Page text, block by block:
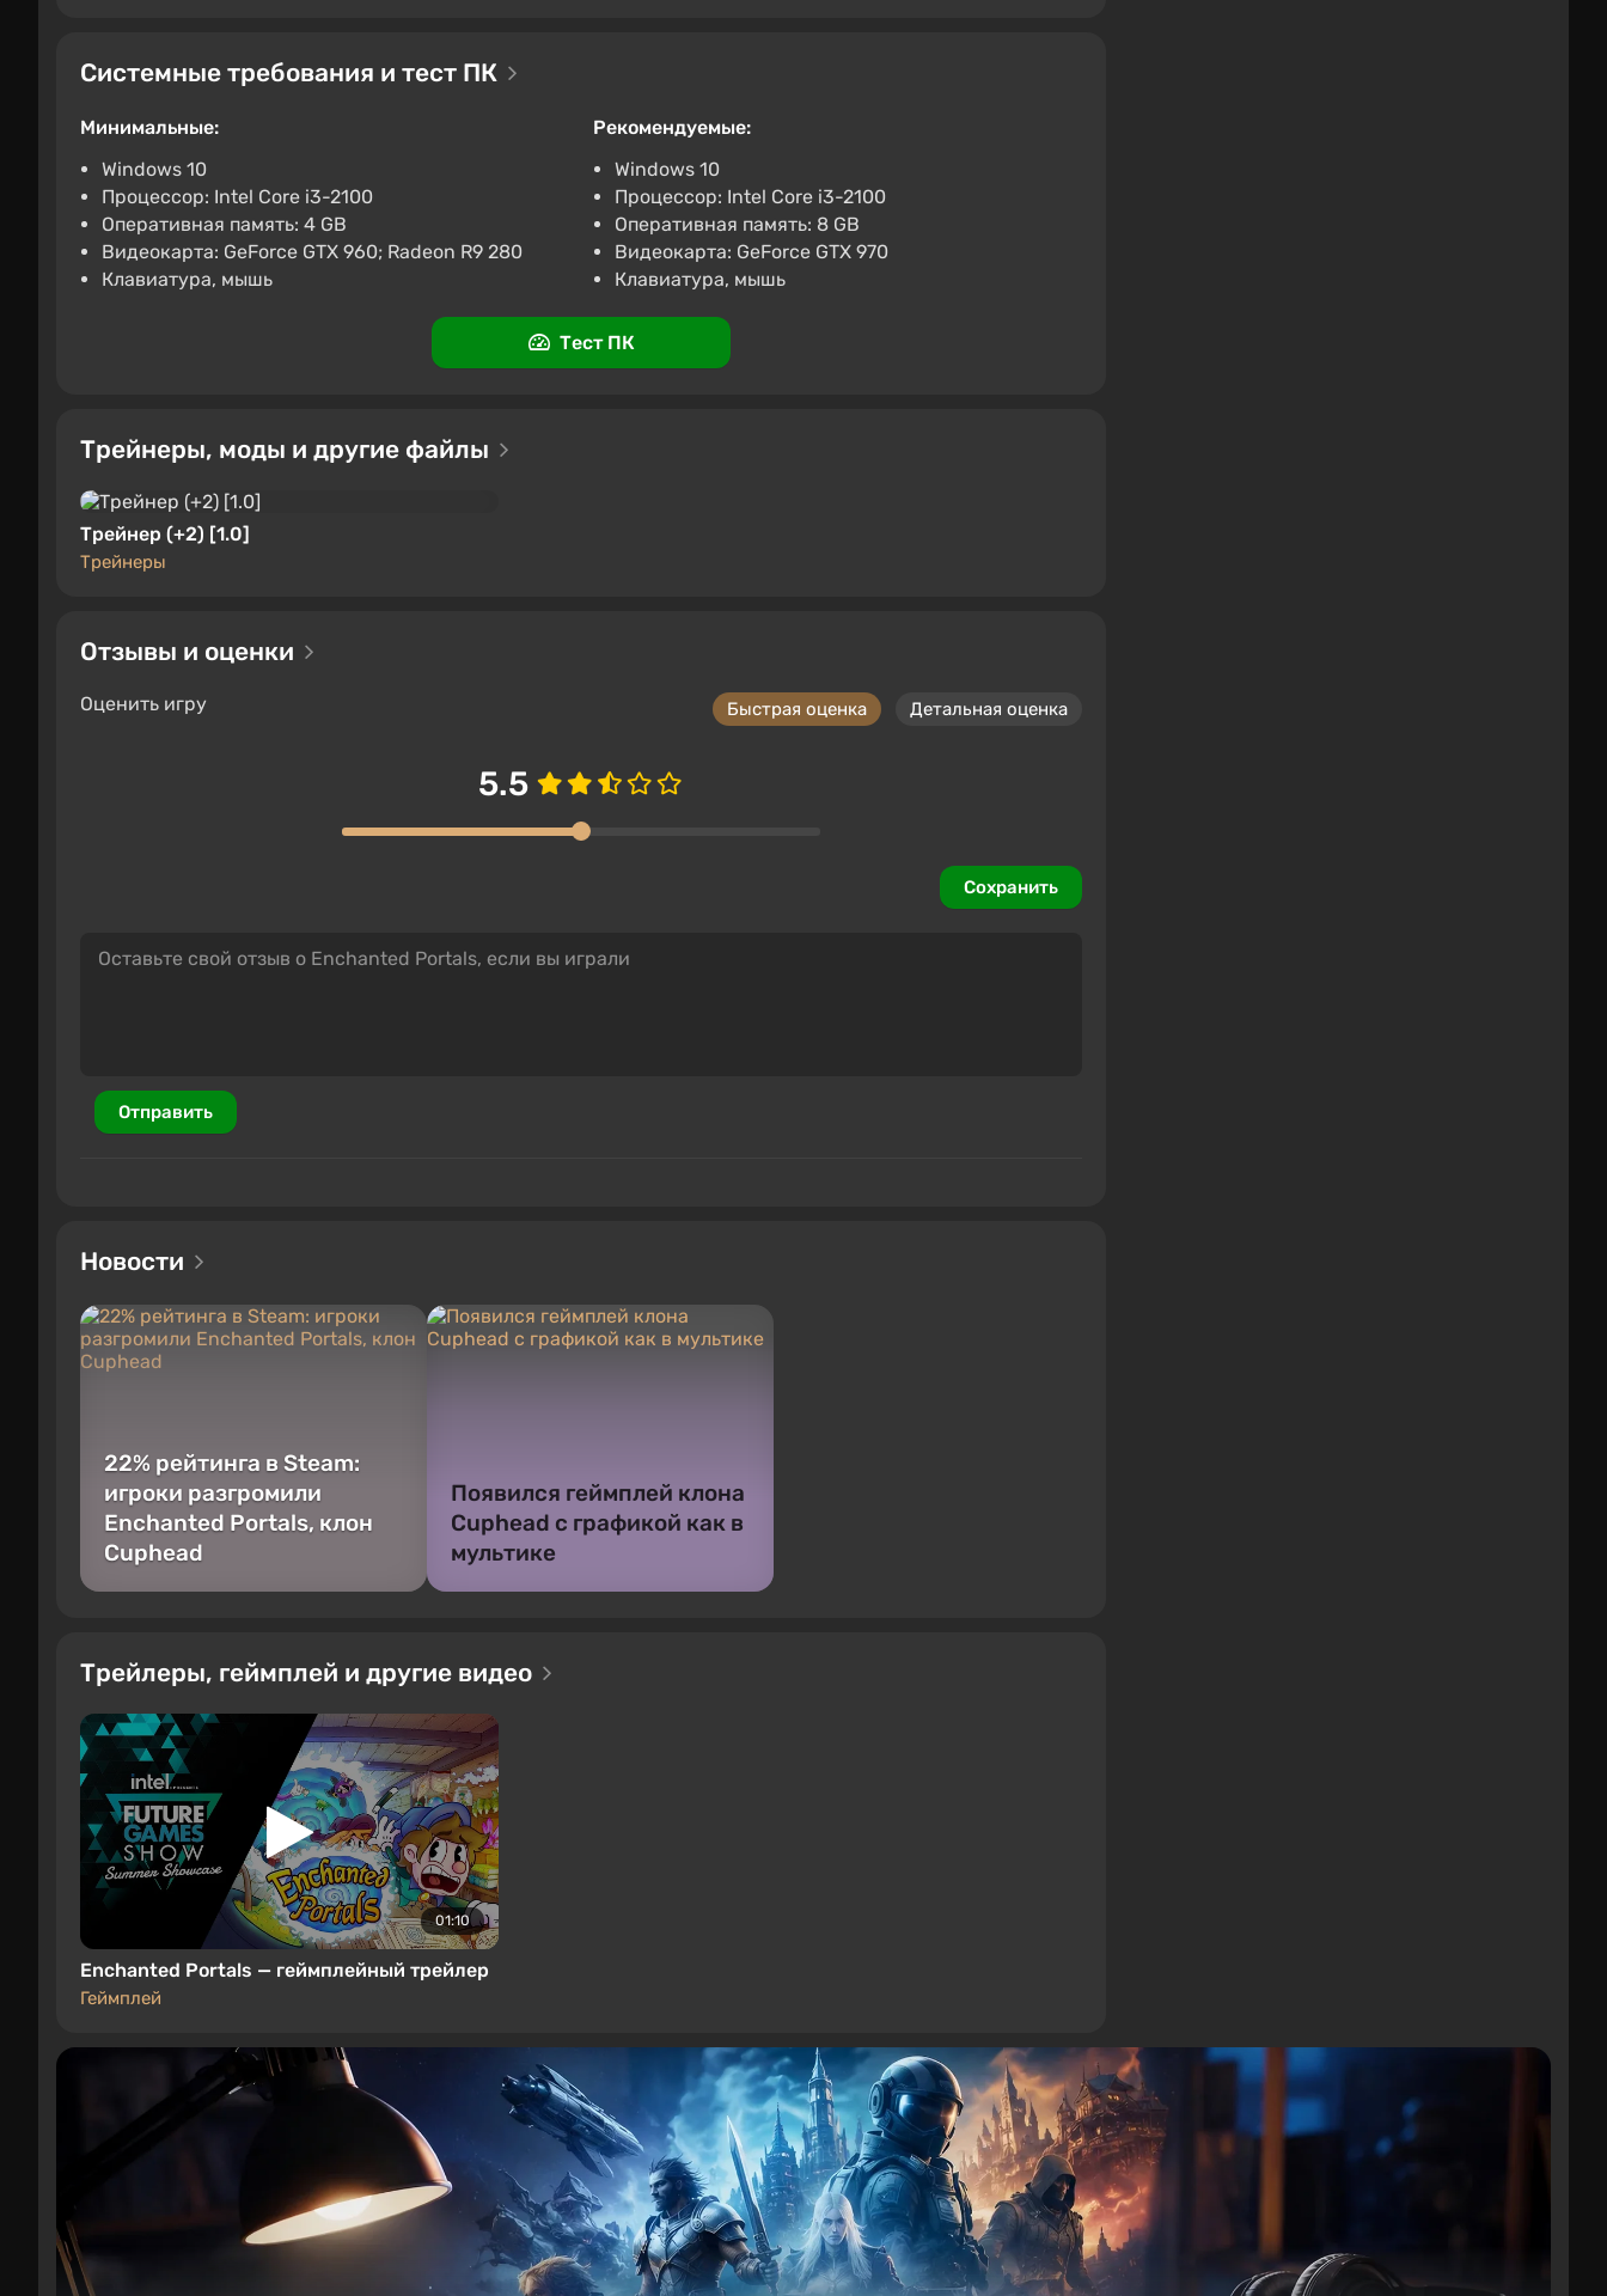
Enchanted Portals
Enchanted Portals
859 ₽ 869 ₽
-1%
Системные требования и тест ПК
Минимальные:
Windows 10
Процессор: Intel Core i3-2100
Оперативная память: 4 GB
Видеокарта: GeForce GTX 960; Radeon R9 280
Клавиатура, мышь
Рекомендуемые:
Windows 10
Процессор: Intel Core i3-2100
Оперативная память: 8 GB
Видеокарта: GeForce GTX 970
Клавиатура, мышь
Тест ПК
Трейнеры, моды и другие файлы
Трейнер (+2) [1.0]
Трейнеры
Отзывы и оценки
Оценить игру Быстрая оценка Детальная оценка
5.5
Сохранить
Отправить
Новости
22% рейтинга в Steam:
игроки разгромили
Enchanted Portals, клон
Cuphead
Появился геймплей клона
Cuphead с графикой как в
мультике
Трейлеры, геймплей и другие видео
01:10
Enchanted Portals — геймплейный трейлер
Геймплей